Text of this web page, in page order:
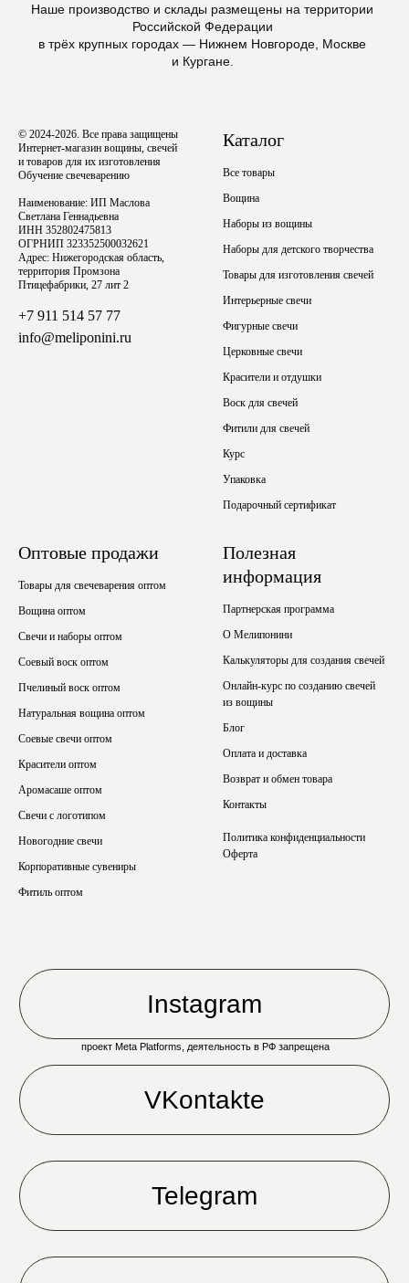
Наше производство и склады размещены на территории
Российской Федерации
в трёх крупных городах — Нижнем Новгороде, Москве
и Кургане.
© 2024-2026. Все права защищены
Интернет-магазин вощины, свечей
и товаров для их изготовления
Обучение свечеварению
Наименование: ИП Маслова
Светлана Геннадьевна
ИНН 352802475813
ОГРНИП 323352500032621
Адрес: Нижегородская область,
территория Промзона
Птицефабрики, 27 лит 2
+7 911 514 57 77
info@meliponini.ru
Каталог
Все товары
Вощина
Наборы из вощины
Наборы для детского творчества
Товары для изготовления свечей
Интерьерные свечи
Фигурные свечи
Церковные свечи
Красители и отдушки
Воск для свечей
Фитили для свечей
Курс
Упаковка
Подарочный сертификат
Оптовые продажи
Товары для свечеварения оптом
Вощина оптом
Свечи и наборы оптом
Соевый воск оптом
Пчелиный воск оптом
Натуральная вощина оптом
Соевые свечи оптом
Красители оптом
Аромасаше оптом
Свечи с логотипом
Новогодние свечи
Корпоративные сувениры
Фитиль оптом
Полезная
информация
Партнерская программа
О Мелипонини
Калькуляторы для создания свечей
Онлайн-курс по созданию свечей
из вощины
Блог
Оплата и доставка
Возврат и обмен товара
Контакты
Политика конфиденциальности
Оферта